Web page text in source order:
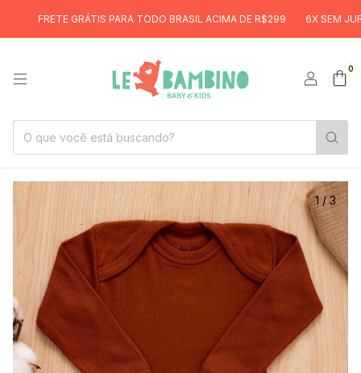
FRETE GRÁTIS PARA TODO BRASIL ACIMA DE R$299 6X SEM JUROS
0
1 /3